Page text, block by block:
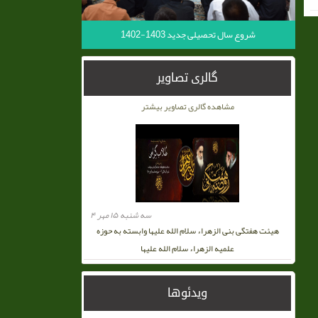
شروع سال تحصیلی جدید 1403-1402
گالری تصاویر
هیئت هفتگی بنی الزهراء سلام الله علیها وابسته به حوزه
علمیه الزهراء سلام الله علیها
سه شنبه ۱۵ مهر ۴
مشاهده گالری تصاویر بیشتر
ویدئوها